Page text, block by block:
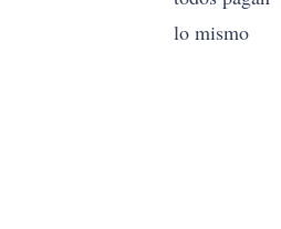
lo mismo